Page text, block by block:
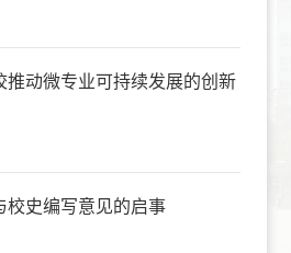
推动微专业可持续发展的创新
校史编写意见的启事